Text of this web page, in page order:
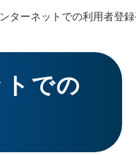
ターネットでの利用者登
での